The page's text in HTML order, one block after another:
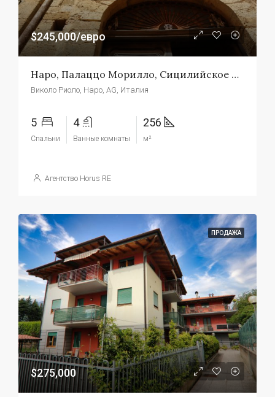
$245,000/евро
Наро, Палаццо Морилло, Сицилийское Барокко В Его Максимальном Выражении
Виколо Риоло, Наро, AG, Италия
5
Спальни
4
Ванные комнаты
256
м²
Агентство Horus RE
ПРОДАЖА
$275,000